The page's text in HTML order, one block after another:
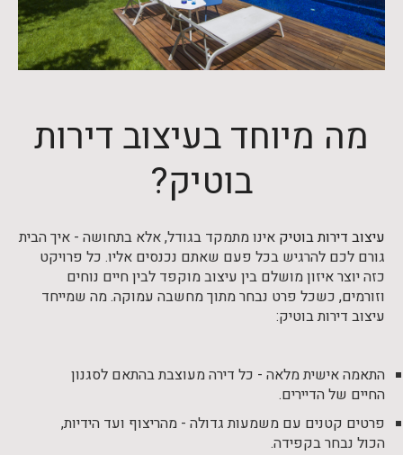
מה מיוחד בעיצוב דירות
בוטיק?
עיצוב דירות בוטיק אינו מתמקד בגודל, אלא בתחושה - איך הבית
גורם לכם להרגיש בכל פעם שאתם נכנסים אליו. כל פרויקט
כזה יוצר איזון מושלם בין עיצוב מוקפד לבין חיים נוחים
וזורמים, כשכל פרט נבחר מתוך מחשבה עמוקה. מה שמייחד
עיצוב דירות בוטיק:
התאמה אישית מלאה - כל דירה מעוצבת בהתאם לסגנון
החיים של הדיירים.
פרטים קטנים עם משמעות גדולה - מהריצוף ועד הידיות,
הכול נבחר בקפידה.